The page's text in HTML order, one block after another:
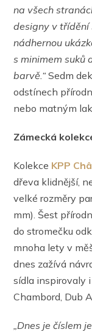
na všech
designy v třídění
nádhernou
s minimem suků
barvě.“Sedm
odstínech
nebo matným
Zámecká
Kolekce KPP
dřeva klidnější,
velké rozměry
mm). Šest
do stromečku
mnoha lety v
dnes zažívá
sídla inspirovaly
Chambord, Dub
„Dnes je číslem